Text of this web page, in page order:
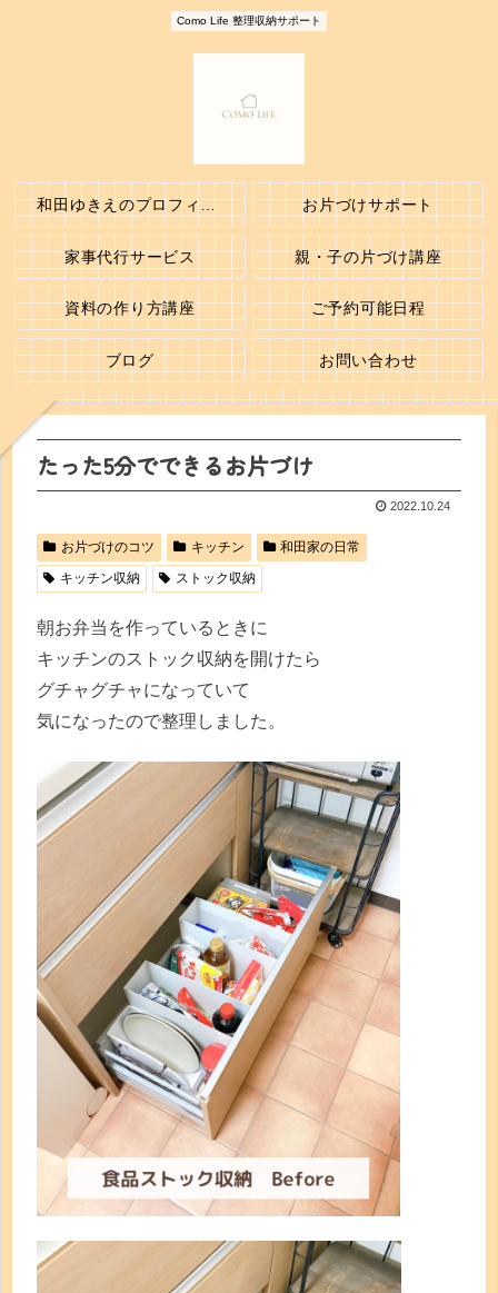
Como Life 整理収納サポート
和田ゆきえのプロフィール お片づけサポート
家事代行サービス 親・子の片づけ講座
資料の作り方講座 ご予約可能日程
ブログ お問い合わせ
たった5分でできるお片づけ
2022.10.24
お片づけのコツ キッチン
和田家の日常
キッチン収納
ストック収納
朝お弁当を作っているときに
キッチンのストック収納を開けたら
グチャグチャになっていて
気になったので整理しました。